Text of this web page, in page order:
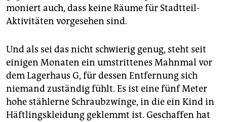
moniert auch, dass keine Räume für Stadtteil-
Aktivitäten vorgesehen sind.
Und als sei das nicht schwierig genug, steht seit
einigen Monaten ein umstrittenes Mahnmal vor
dem Lagerhaus G, für dessen Entfernung sich
niemand zuständig fühlt. Es ist eine fünf Meter
hohe stählerne Schraubzwinge, in die ein Kind in
Häftlingskleidung geklemmt ist. Geschaffen hat